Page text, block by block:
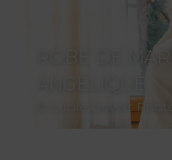
ROBE DE
© Lucile Duvert